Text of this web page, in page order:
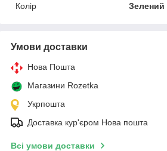
Колір
Зелений
Умови доставки
Нова Пошта
Магазини Rozetka
Укрпошта
Доставка кур'єром Нова пошта
Всі умови доставки